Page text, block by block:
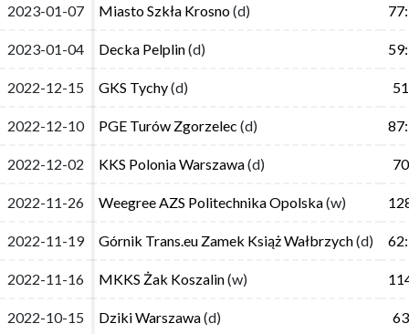
2023-01-07 Miasto Szkła Krosno(d)
2023-01-04 Decka Pelplin(d)
2022-12-15 GKS Tychy(d)
2022-12-10 PGE Turów Zgorzelec (d)
2022-12-02 KKS Polonia Warszawa(d)
2022-11-26 Weegree AZS Politechnika Opolska(w)
2022-11-19 Górnik Trans.eu Zamek Książ Wałbrzych(d)
2022-11-16 MKKS Żak Koszalin(w)
2022-10-15 Dziki Warszawa(d)
2023-01-07 Miasto Szkła Krosno(d)
2023-01-04 Decka Pelplin(d)
2022-12-15 GKS Tychy(d)
2022-12-10 PGE Turów Zgorzelec (d)
2022-12-02 KKS Polonia Warszawa(d)
2022-11-26 Weegree AZS Politechnika Opolska(w)
2022-11-19 Górnik Trans.eu Zamek Książ Wałbrzych(d)
2022-11-16 MKKS Żak Koszalin(w)
2022-10-15 Dziki Warszawa(d)